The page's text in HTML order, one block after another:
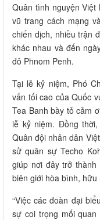
Quân tình nguyện
vũ trang cách mạng
chiến dịch, nhiều trận
khác nhau và đến
đô Phnom Penh.
Tại lễ kỷ niệm, Phó
vấn tối cao của Quốc
Tea Banh bày tỏ cảm
lễ kỷ niệm. Đồng
Quân đội nhân dân
sử quân sự Techo
giúp nơi đây trở
biên giới hòa bình,
“Việc các đoàn đại
sự coi trọng mối